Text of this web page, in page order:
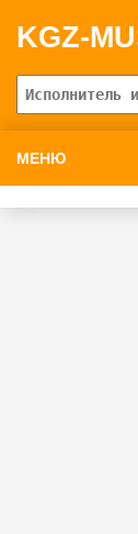
KGZ-
МЕНЮ